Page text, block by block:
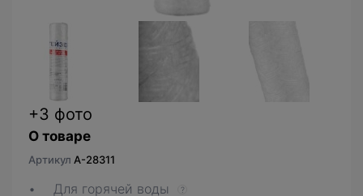
+3 фото
О товаре
Артикул A-28311
Для горячей воды ?